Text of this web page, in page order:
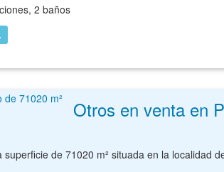
2 baños
Otros en venta en